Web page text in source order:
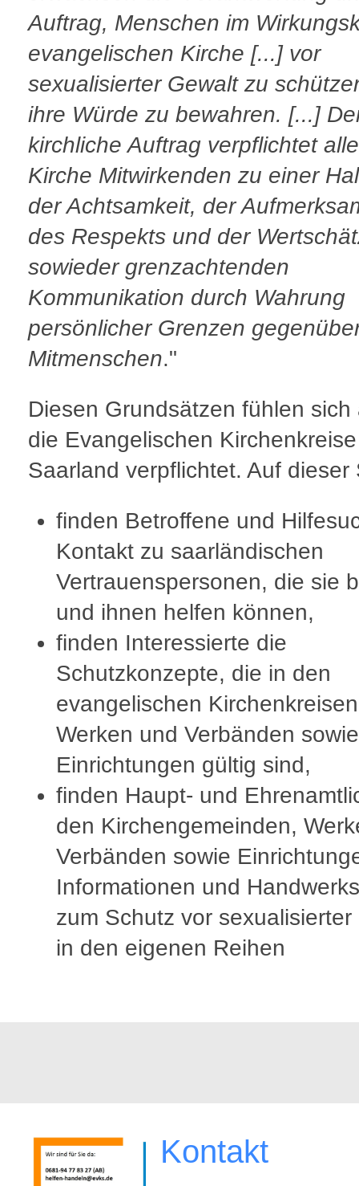
Auftrag, Menschen im
evangelischen Kirche [...] vor
sexualisierter Gewalt zu
ihre Würde zu bewahren. [...]
kirchliche Auftrag verpflichtet
Kirche Mitwirkenden zu einer
der Achtsamkeit, der
des Respekts und der
sowieder grenzachtenden
Kommunikation durch Wahrung
persönlicher Grenzen
Mitmenschen."
Diesen Grundsätzen fühlen sich
die Evangelischen
Saarland verpflichtet. Auf dieser
finden Betroffene und
Kontakt zu saarländischen
Vertrauenspersonen, die sie
und ihnen helfen können,
finden Interessierte die
Schutzkonzepte, die in den
evangelischen
Werken und Verbänden sowie
Einrichtungen gültig sind,
finden Haupt- und
den Kirchengemeinden,
Verbänden sowie
Informationen und
zum Schutz vor sexualisierter
in den eigenen Reihen
Kontakt